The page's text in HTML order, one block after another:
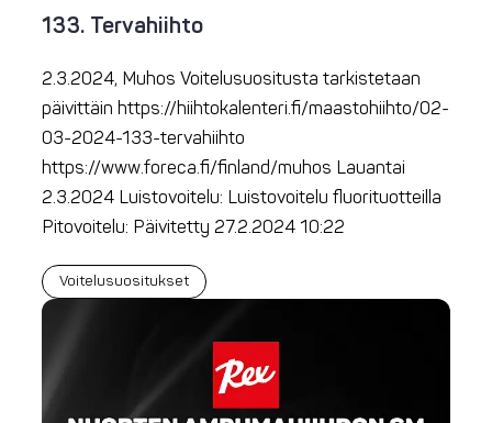
133. Tervahiihto
2.3.2024, Muhos Voitelusuositusta tarkistetaan
päivittäin https://hiihtokalenteri.fi/maastohiihto/02-
03-2024-133-tervahiihto
https://www.foreca.fi/finland/muhos Lauantai
2.3.2024 Luistovoitelu: Luistovoitelu fluorituotteilla
Pitovoitelu: Päivitetty 27.2.2024 10:22
Voitelusuositukset